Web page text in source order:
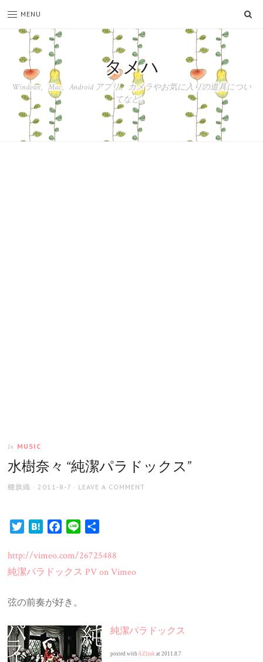
MENU
タメハ
Windows、Mac、Android アプリ、カメラやお気に入りの道具につい
てなど。
In MUSIC
水樹奈々 “純潔パラドックス”
AUTHOR
棚旗織
POSTED
2011-8-7 LEAVE A COMMENT
TwitterHatenaFacebook
Line
http://vimeo.com/26725488
純潔パラドックス PV on Vimeo
弦の前奏が好き。
純潔パラドックス
posted withAZlink at 2011.8.7